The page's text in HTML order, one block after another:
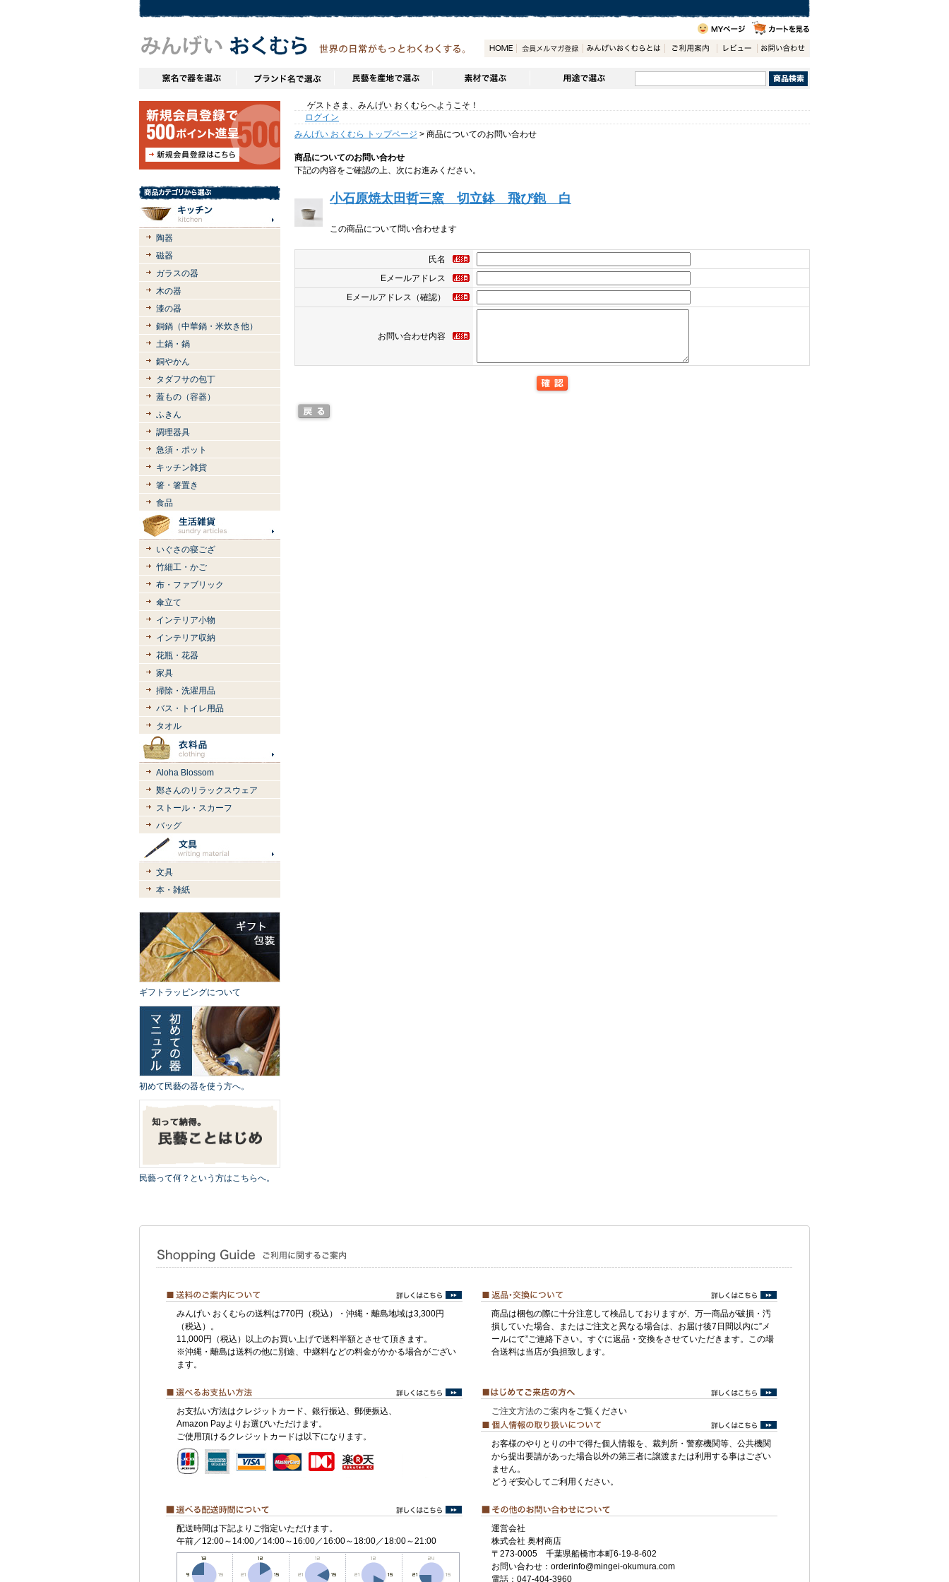
陶器
磁器
ガラスの器
木の器
漆の器
銅鍋（中華鍋・米炊き他）
土鍋・鍋
銅やかん
タダフサの包丁
蓋もの（容器）
ふきん
調理器具
急須・ポット
キッチン雑貨
箸・箸置き
食品
いぐさの寝ござ
竹細工・かご
布・ファブリック
傘立て
インテリア小物
インテリア収納
花瓶・花器
家具
掃除・洗濯用品
バス・トイレ用品
タオル
Aloha Blossom
鄭さんのリラックスウェア
ストール・スカーフ
バッグ
文具
本・雑紙
ギフトラッピングについて
初めて民藝の器を使う方へ。
民藝って何？という方はこちらへ。
ゲストさま、みんげい おくむらへようこそ！
ログイン
みんげい おくむら トップページ > 商品についてのお問い合わせ
商品についてのお問い合わせ
下記の内容をご確認の上、次にお進みください。
小石原焼太田哲三窯 切立鉢 飛び鉋 白
この商品について問い合わせます
氏名
Eメールアドレス
Eメールアドレス（確認）
お問い合わせ内容
みんげい おくむらの送料は770円（税込）・沖縄・離島地域は3,300円
（税込）。
11,000円（税込）以上のお買い上げで送料半額とさせて頂きます。
※沖縄・離島は送料の他に別途、中継料などの料金がかかる場合がござい
ます。
商品は梱包の際に十分注意して検品しておりますが、万一商品が破損・汚
損していた場合、またはご注文と異なる場合は、お届け後7日間以内に”メ
ールにて”ご連絡下さい。すぐに返品・交換をさせていただきます。この場
合送料は当店が負担致します。
お支払い方法はクレジットカード、銀行振込、郵便振込、
Amazon Payよりお選びいただけます。
ご使用頂けるクレジットカードは以下になります。
ご注文方法のご案内をご覧ください
お客様のやりとりの中で得た個人情報を、裁判所・警察機関等、公共機関
から提出要請があった場合以外の第三者に譲渡または利用する事はござい
ません。
どうぞ安心してご利用ください。
配送時間は下記よりご指定いただけます。
午前／12:00～14:00／14:00～16:00／16:00～18:00／18:00～21:00
運営会社
株式会社 奥村商店
〒273-0005 千葉県船橋市本町6-19-8-602
お問い合わせ：orderinfo@mingei-okumura.com
電話：047-404-3960